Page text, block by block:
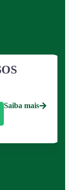
Saiba mais